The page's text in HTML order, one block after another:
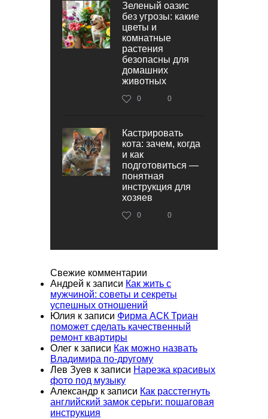
Зеленый оазис
без угрозы: какие
цветы и
комнатные
растения
безопасны для
домашних
животных
0 0
Кастрировать
кота: зачем, когда
и как
подготовиться —
понятная
инструкция для
хозяев
0 0
Свежие комментарии
Андрей к записи Как жить с
мужчиной: советы и секреты
успешных отношений
Юлия к записи Фирма АСК Триан
поможет сделать качественный
ремонт квартиры
Олег к записи Как можно назвать
Владимира по-другому
Лев Зуев к записи Нарезка красивых
фото под музыку
Александр к записи Как расстегнуть
английский замок серьги: пошаговая
инструкция